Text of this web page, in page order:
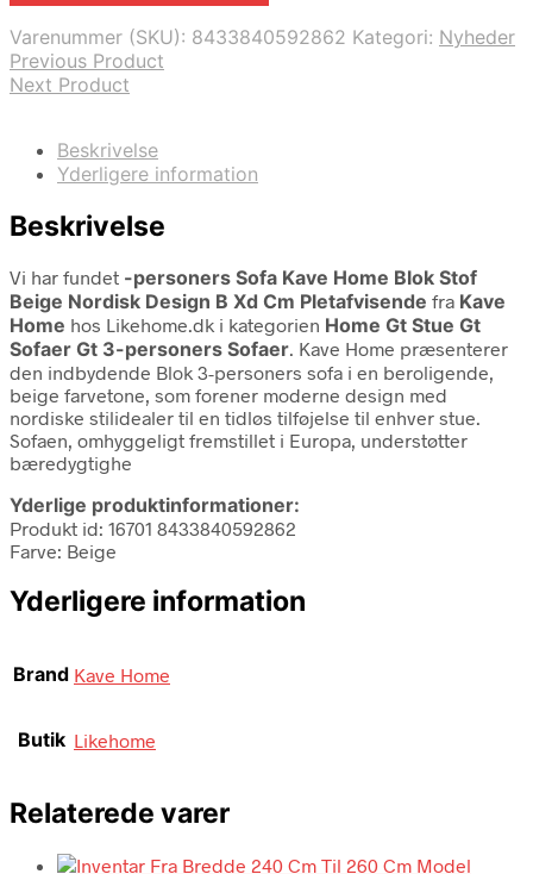
Varenummer (SKU): 8433840592862 Kategori: Nyheder
Previous Product
Next Product
Beskrivelse
Yderligere information
Beskrivelse
Vi har fundet -personers Sofa Kave Home Blok Stof
Beige Nordisk Design B Xd Cm Pletafvisende fra Kave
Home hos Likehome.dk i kategorien Home Gt Stue Gt
Sofaer Gt 3-personers Sofaer. Kave Home præsenterer
den indbydende Blok 3-personers sofa i en beroligende,
beige farvetone, som forener moderne design med
nordiske stilidealer til en tidløs tilføjelse til enhver stue.
Sofaen, omhyggeligt fremstillet i Europa, understøtter
bæredygtighe
Yderlige produktinformationer:
Produkt id: 16701 8433840592862
Farve: Beige
Yderligere information
Brand Kave Home
Butik Likehome
Relaterede varer